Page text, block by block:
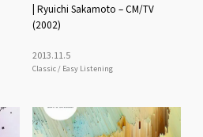
| Ryuichi Sakamoto – CM/TV
(2002)
2013.11.5
Classic / Easy Listening